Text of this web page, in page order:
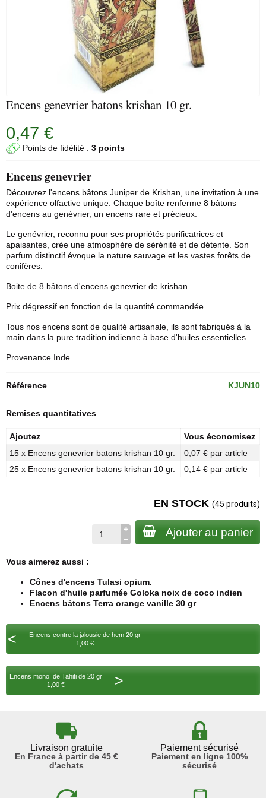
Encens genevrier batons krishan 10 gr.
0,47 €
Points de fidélité : 3 points
Encens genevrier
Découvrez l'encens bâtons Juniper de Krishan, une invitation à une
expérience olfactive unique. Chaque boîte renferme 8 bâtons
d'encens au genévrier, un encens rare et précieux.
Le genévrier, reconnu pour ses propriétés purificatrices et
apaisantes, crée une atmosphère de sérénité et de détente. Son
parfum distinctif évoque la nature sauvage et les vastes forêts de
conifères.
Boite de 8 bâtons d'encens genevrier de krishan.
Prix dégressif en fonction de la quantité commandée.
Tous nos encens sont de qualité artisanale, ils sont fabriqués à la
main dans la pure tradition indienne à base d'huiles essentielles.
Provenance Inde.
Référence KJUN10
Remises quantitatives
Ajoutez
Vous économisez
15 x Encens genevrier batons krishan 10 gr.
0,07 € par article
25 x Encens genevrier batons krishan 10 gr.
0,14 € par article
EN STOCK (45 produits)
Ajouter au panier
Vous aimerez aussi :
Cônes d'encens Tulasi opium.
Flacon d'huile parfumée Goloka noix de coco indien
Encens bâtons Terra orange vanille 30 gr
<
Encens contre la jalousie de hem 20 gr
1,00 €
Encens monoï de Tahiti de 20 gr
1,00 €
>
Livraison gratuite
En France à partir de 45 €
d'achats
Paiement sécurisé
Paiement en ligne 100%
sécurisé